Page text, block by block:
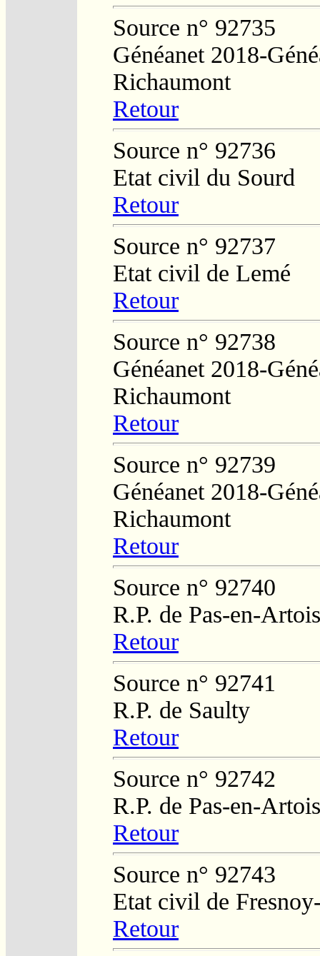
Source n° 92735
Généanet 2018-
Richaumont
Retour
Source n° 92736
Etat civil du Sourd
Retour
Source n° 92737
Etat civil de Lemé
Retour
Source n° 92738
Généanet 2018-
Richaumont
Retour
Source n° 92739
Généanet 2018-
Richaumont
Retour
Source n° 92740
R.P. de Pas-en-Artois
Retour
Source n° 92741
R.P. de Saulty
Retour
Source n° 92742
R.P. de Pas-en-Artois
Retour
Source n° 92743
Etat civil de
Retour